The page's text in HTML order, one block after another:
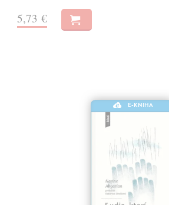
5,73 €
E-KNIHA